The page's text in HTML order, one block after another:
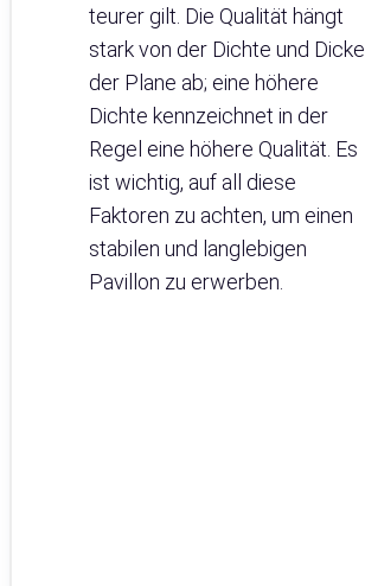
teurer gilt. Die Qualität hängt
stark von der Dichte und Dicke
der Plane ab; eine höhere
Dichte kennzeichnet in der
Regel eine höhere Qualität. Es
ist wichtig, auf all diese
Faktoren zu achten, um einen
stabilen und langlebigen
Pavillon zu erwerben.